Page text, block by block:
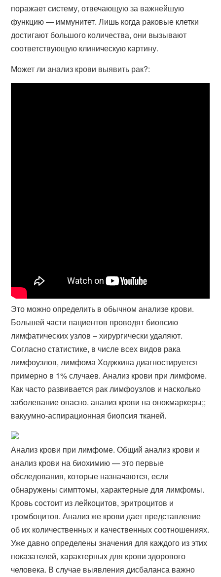
поражает систему, отвечающую за важнейшую
функцию — иммунитет. Лишь когда раковые клетки
достигают большого количества, они вызывают
соответствующую клиническую картину.
Может ли анализ крови выявить рак?:
Это можно определить в обычном анализе крови.
Большей части пациентов проводят биопсию
лимфатических узлов – хирургически удаляют​.
Согласно статистике, в числе всех видов рака
лимфоузлов, лимфома Ходжкина диагностируется
примерно в 1% случаев. Анализ крови при лимфоме.
Как часто развивается рак лимфоузлов и насколько
заболевание опасно. анализ крови на онокмаркеры;;
вакуумно-аспирационная биопсия тканей.
Анализ крови при лимфоме. Общий анализ крови и
анализ крови на биохимию — это первые
обследования, которые назначаются, если
обнаружены симптомы, характерные для лимфомы.
Кровь состоит из лейкоцитов, эритроцитов и
тромбоцитов. Анализ же крови дает представление
об их количественных и качественных соотношениях.
Уже давно определены значения для каждого из этих
показателей, характерных для крови здорового
человека. В случае выявления дисбаланса важно